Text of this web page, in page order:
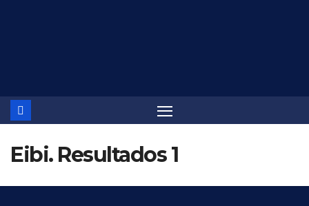
Eibi. Resultados 1